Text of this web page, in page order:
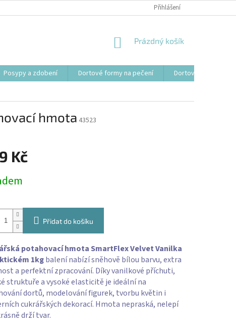
Přihlášení
NÁKUPNÍ
Prázdný košík
Posypy a zdobení Dortové formy na pečení
Dortové svíčky,
hmota 43523
Kč
Přidat do košíku
potahovací hmota SmartFlex Velvet Vanilka
1kgbalení nabízí sněhově bílou barvu, extra
a perfektní zpracování. Díky vanilkové příchuti,
struktuře a vysoké elasticitě je ideální na
dortů, modelování figurek, tvorbu květin i
cukrářských dekorací. Hmota nepraská, nelepí
drží tvar.